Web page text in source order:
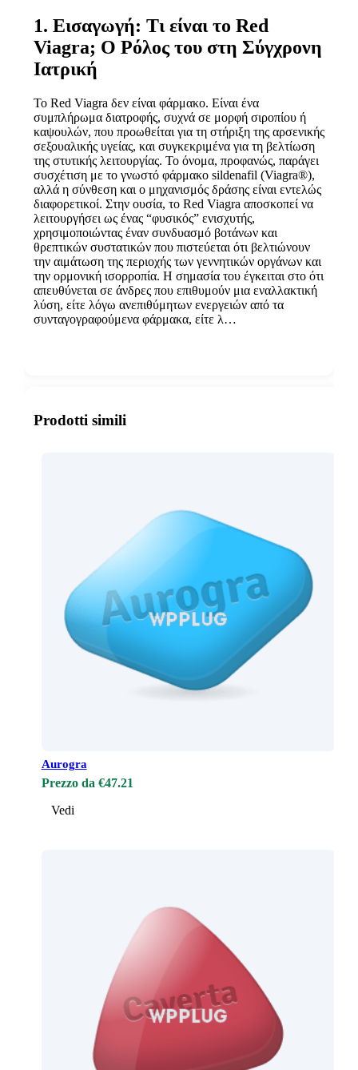
1. Εισαγωγή: Τι είναι το Red
Viagra; Ο Ρόλος του στη Σύγχρονη
Ιατρική
Το Red Viagra δεν είναι φάρμακο. Είναι ένα
συμπλήρωμα διατροφής, συχνά σε μορφή σιροπίου ή
καψουλών, που προωθείται για τη στήριξη της αρσενικής
σεξουαλικής υγείας, και συγκεκριμένα για τη βελτίωση
της στυτικής λειτουργίας. Το όνομα, προφανώς, παράγει
συσχέτιση με το γνωστό φάρμακο sildenafil (Viagra®),
αλλά η σύνθεση και ο μηχανισμός δράσης είναι εντελώς
διαφορετικοί. Στην ουσία, το Red Viagra αποσκοπεί να
λειτουργήσει ως ένας “φυσικός” ενισχυτής,
χρησιμοποιώντας έναν συνδυασμό βοτάνων και
θρεπτικών συστατικών που πιστεύεται ότι βελτιώνουν
την αιμάτωση της περιοχής των γεννητικών οργάνων και
την ορμονική ισορροπία. Η σημασία του έγκειται στο ότι
απευθύνεται σε άνδρες που επιθυμούν μια εναλλακτική
λύση, είτε λόγω ανεπιθύμητων ενεργειών από τα
συνταγογραφούμενα φάρμακα, είτε λ…
Prodotti simili
Aurogra
Prezzo da €47.21
Vedi